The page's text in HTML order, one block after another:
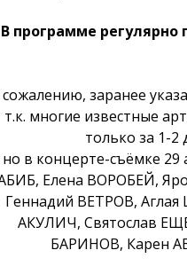
В программе
сожалению, заранее
т.к. многие известные
только за 1-2
но в концерте-съёмке 29
Елена ВОРОБЕЙ,
Геннадий ВЕТРОВ,
АКУЛИЧ, Святослав
БАРИНОВ, Карен